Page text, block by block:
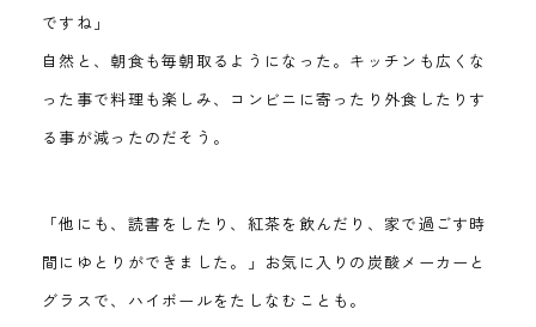
ですね」
自然と、朝食も毎朝取るようになった。キッチンも広くな
った事で料理も楽しみ、コンビニに寄ったり外食したりす
る事が減ったのだそう。
「他にも、読書をしたり、紅茶を飲んだり、家で過ごす時
間にゆとりができました。」お気に入りの炭酸メーカーと
グラスで、ハイボールをたしなむことも。